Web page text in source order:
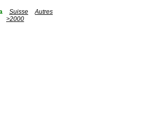
Suisse
Autres
>2000